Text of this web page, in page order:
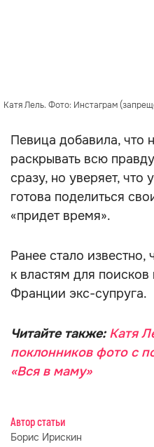
Катя Лель. Фото: Инстаграм
Певица добавила, что
раскрывать всю
сразу, но уверяет,
готова поделиться
«придет время».
Ранее стало известно,
к властям для
Франции экс-супруга.
Читайте также: Катя
поклонников фото с
«Вся в маму»
Автор статьи
Борис Ирискин